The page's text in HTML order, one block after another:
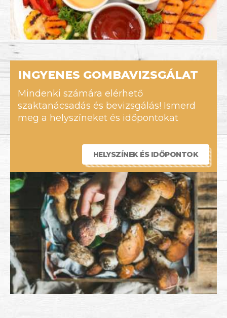
INGYENES GOMBAVIZSGÁLAT
Mindenki számára elérhető
szaktanácsadás és bevizsgálás! Ismerd
meg a helyszíneket és időpontokat
HELYSZÍNEK ÉS IDŐPONTOK